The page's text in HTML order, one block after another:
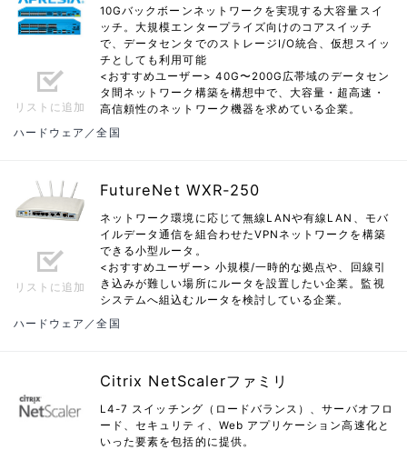
リストに追加
10Gバックボーンネットワークを実現する大容量スイ
ッチ。大規模エンタープライズ向けのコアスイッチ
で、データセンタでのストレージI/O統合、仮想スイッ
チとしても利用可能
<おすすめユーザー> 40G〜200G広帯域のデータセン
タ間ネットワーク構築を構想中で、大容量・超高速・
高信頼性のネットワーク機器を求めている企業。
ハードウェア／全国
リストに追加
FutureNet WXR-250
ネットワーク環境に応じて無線LANや有線LAN、モバ
イルデータ通信を組合わせたVPNネットワークを構築
できる小型ルータ。
<おすすめユーザー> 小規模/一時的な拠点や、回線引
き込みが難しい場所にルータを設置したい企業。監視
システムへ組込むルータを検討している企業。
ハードウェア／全国
Citrix NetScalerファミリ
L4-7 スイッチング（ロードバランス）、サーバオフロ
ード、セキュリティ、Web アプリケーション高速化と
いった要素を包括的に提供。